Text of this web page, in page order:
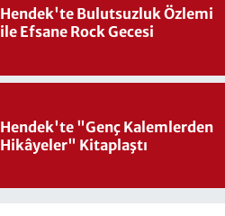
Hendek'te Bulutsuzluk Özlemi
ile Efsane Rock Gecesi
Hendek'te "Genç Kalemlerden
Hikâyeler" Kitaplaştı